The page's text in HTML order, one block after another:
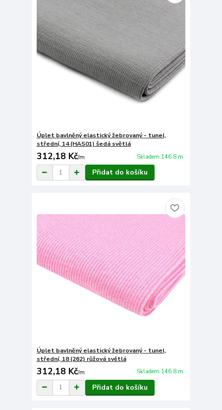
Úplet bavlněný elastický žebrovaný - tunel,
střední, 14 (HAS01) šedá světlá
312,18 Kč/m Skladem 146.8 m
Přidat do košíku
Úplet bavlněný elastický žebrovaný - tunel,
střední, 18 (262) růžová světlá
312,18 Kč/m Skladem 146.8 m
Přidat do košíku